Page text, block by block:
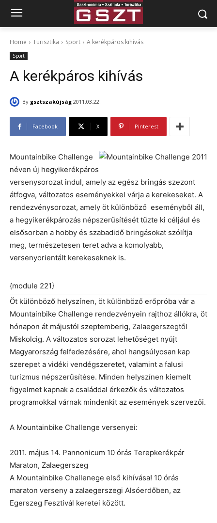
Home Turisztika Sport A kerékpáros kihívás
Sport
A kerékpáros kihívás
By gsztszakújság 2011.03.22.
Facebook X Pinterest
Mountainbike Challenge
néven új hegyikerékpáros
versenysorozat indul, amely az egész bringás szezont
átfogva, változatos eseményekkel várja a kerekeseket. A
rendezvénysorozat, amely öt különböző eseményből áll,
a hegyikerékpározás népszerűsítését tűzte ki céljául és
elsősorban a hobby és szabadidő bringásokat szólítja
meg, természetesen teret adva a komolyabb,
versenyorientált kerekeseknek is.
{module 221}
Öt különböző helyszínen, öt különböző erőpróba vár a
Mountainbike Challenge rendezvényein rajthoz állókra, öt
hónapon át májustól szeptemberig, Zalaegerszegtől
Miskolcig. A változatos sorozat lehetőséget nyújt
Magyarország felfedezésére, ahol hangsúlyosan kap
szerepet a vidéki vendégszeretet, valamint a falusi
turizmus népszerűsítése. Minden helyszínen kiemelt
figyelmet kapnak a családdal érkezők és változatos
programokkal várnak mindenkit az események szervezői.
A Mountainbike Challenge versenyei:
2011. május 14. Pannonicum 10 órás Terepkerékpár
Maraton, Zalaegerszeg
A Mountainbike Challenege első kihívása! 10 órás
maraton verseny a zalaegerszegi Alsóerdőben, az
Egerszeg Fesztivál keretei között.